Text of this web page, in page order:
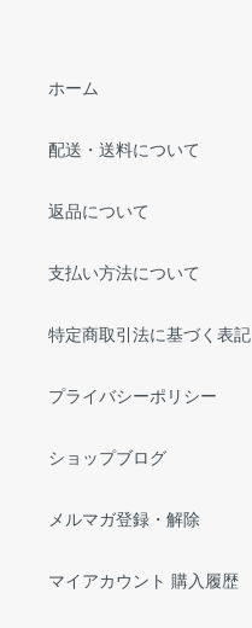
ホーム
配送・送料について
返品について
支払い方法について
特定商取引法に基づく表記
プライバシーポリシー
ショップブログ
メルマガ登録・解除
マイアカウント 購入履歴